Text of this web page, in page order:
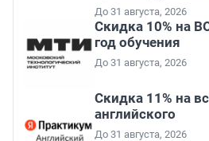
До 31 августа, 2026
Скидка 10% на
год обучения
До 31 августа, 2026
Скидка 11% на
английского
До 31 августа, 2026